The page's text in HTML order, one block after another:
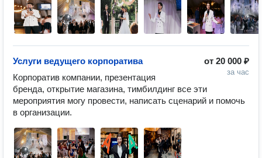
от 20 000 ₽
за час
Услуги ведущего корпоратива
Корпоратив компании, презентация
бренда, открытие магазина, тимбилдинг все эти
мероприятия могу провести, написать сценарий и помочь
в организации.